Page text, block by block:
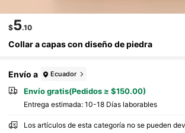
$5.10
Collar a capas con diseño de piedra
Envío a Ecuador
Envío gratis(Pedidos ≥ $150.00)
Entrega estimada: 10-18 Días laborables
Los artículos de esta categoría no se pueden